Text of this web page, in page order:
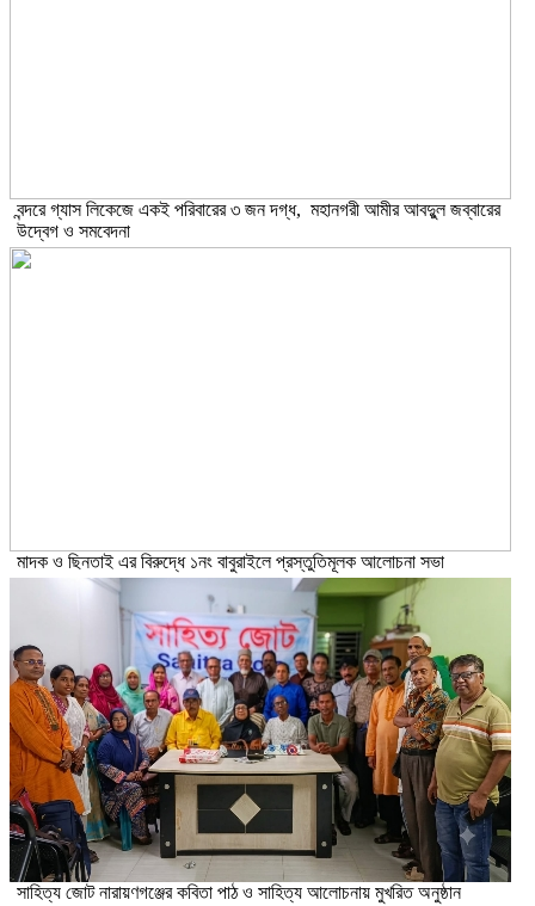
বন্দরে গ্যাস লিকেজে একই পরিবারের ৩ জন দগ্ধ, মহানগরী আমীর আবদুুল জব্বারের
উদ্বেগ ও সমবেদনা
মাদক ও ছিনতাই এর বিরুদ্ধে ১নং বাবুরাইলে প্রস্তুতিমূলক আলোচনা সভা
সাহিত্য জোট নারায়ণগঞ্জের কবিতা পাঠ ও সাহিত্য আলোচনায় মুখরিত অনুষ্ঠান